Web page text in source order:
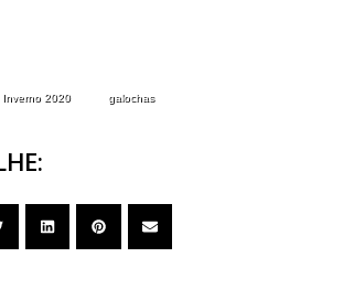
Inverno 2020 galochas